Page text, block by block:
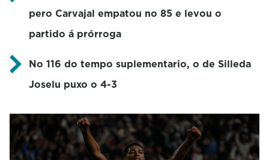
pero Carvajal empatou no 85 e levou o
partido á prórroga
No 116 do tempo suplementario, o de Silleda
Joselu puxo o 4-3